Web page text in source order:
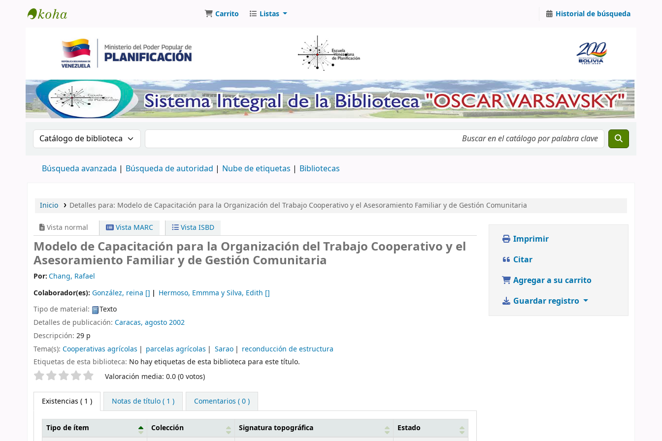
Carrito Listas Historial de búsqueda
Buscar en el catálogo por:Buscar en el catálogo por palabra clave
Búsqueda avanzada Búsqueda de autoridad Nube de etiquetas Bibliotecas
Inicio Detalles para: Modelo de Capacitación para la Organización del Trabajo Cooperativo y el Asesoramiento Familiar y de Gestión Comunitaria
Vista normal Vista MARC Vista ISBD
Modelo de Capacitación para la Organización del Trabajo Cooperativo y el
Asesoramiento Familiar y de Gestión Comunitaria
Por:Chang, Rafael
Colaborador(es): González, reina [] Hermoso, Emmma y Silva, Edith []
Tipo de material:
Texto
Detalles de publicación: Caracas, agosto 2002
Descripción: 29 p
Tema(s): Cooperativas agrícolas parcelas agrícolas Sarao
reconducción de estructura
Etiquetas de esta biblioteca: No hay etiquetas de esta biblioteca para este título.
Valoración Valoración media: 0.0 (0 votos)
Existencias ( 1 ) Notas de título ( 1 ) Comentarios ( 0 )
Tipo de ítem Colección Signatura topográfica Estado
Imprimir
Citar
Agregar a su carrito
Guardar registro